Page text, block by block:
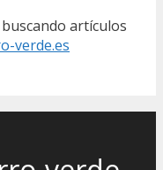
artículos
verde.es